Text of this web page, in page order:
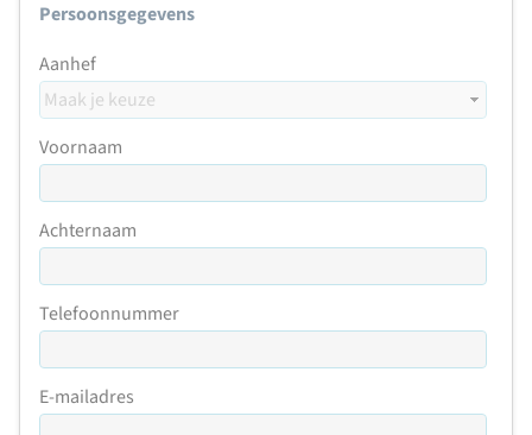
Persoonsgegevens
Aanhef
Voornaam
Achternaam
Telefoonnummer
E-mailadres